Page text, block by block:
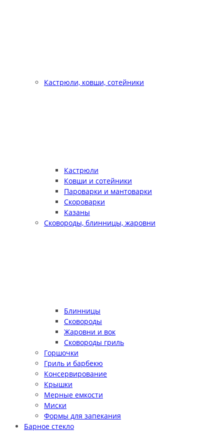
Кастрюли, ковши, сотейники
Кастрюли
Ковши и сотейники
Пароварки и мантоварки
Скороварки
Казаны
Сковороды, блинницы, жаровни
Блинницы
Сковороды
Жаровни и вок
Сковороды гриль
Горшочки
Гриль и барбекю
Консервирование
Крышки
Мерные емкости
Миски
Формы для запекания
Барное стекло